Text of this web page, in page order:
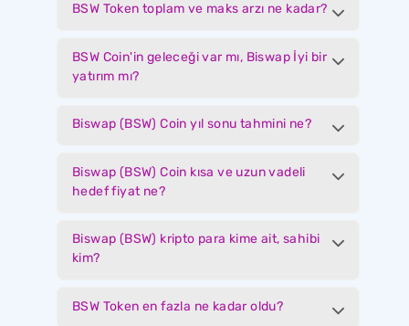
BSW Token toplam ve maks arzı ne kadar?
BSW Coin'in geleceği var mı, Biswap İyi bir
yatırım mı?
Biswap (BSW) Coin yıl sonu tahmini ne?
Biswap (BSW) Coin kısa ve uzun vadeli
hedef fiyat ne?
Biswap (BSW) kripto para kime ait, sahibi
kim?
BSW Token en fazla ne kadar oldu?